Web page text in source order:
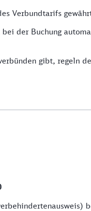
Verbundtarifs
der Buchung
gibt, regeln